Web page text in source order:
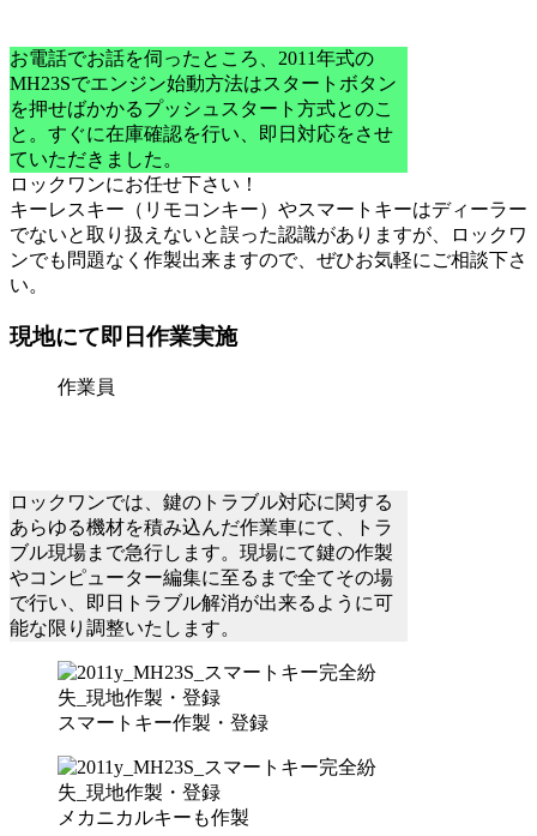
お電話でお話を伺ったところ、2011年式の
MH23Sでエンジン始動方法はスタートボタン
を押せばかかるプッシュスタート方式とのこ
と。すぐに在庫確認を行い、即日対応をさせ
ていただきました。
ロックワンにお任せ下さい！
キーレスキー（リモコンキー）やスマートキーはディーラー
でないと取り扱えないと誤った認識がありますが、ロックワ
ンでも問題なく作製出来ますので、ぜひお気軽にご相談下さ
い。
現地にて即日作業実施
作業員
ロックワンでは、鍵のトラブル対応に関する
あらゆる機材を積み込んだ作業車にて、トラ
ブル現場まで急行します。現場にて鍵の作製
やコンピューター編集に至るまで全てその場
で行い、即日トラブル解消が出来るように可
能な限り調整いたします。
スマートキー作製・登録
メカニカルキーも作製